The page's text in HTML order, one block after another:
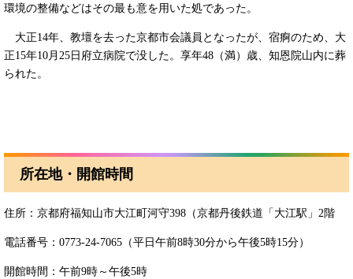
環境の整備などはその最も意を用いた処であった。
大正14年、教壇を去った京都市会議員となったが、宿痾のため、大
正15年10月25日府立病院で没した。享年48（満）歳、知恩院山内に葬
られた。
所在地・開館時間
住所：京都府福知山市大江町河守398（京都丹後鉄道「大江駅」2階
電話番号：0773-24-7065（平日午前8時30分から午後5時15分）
開館時間：午前9時～午後5時